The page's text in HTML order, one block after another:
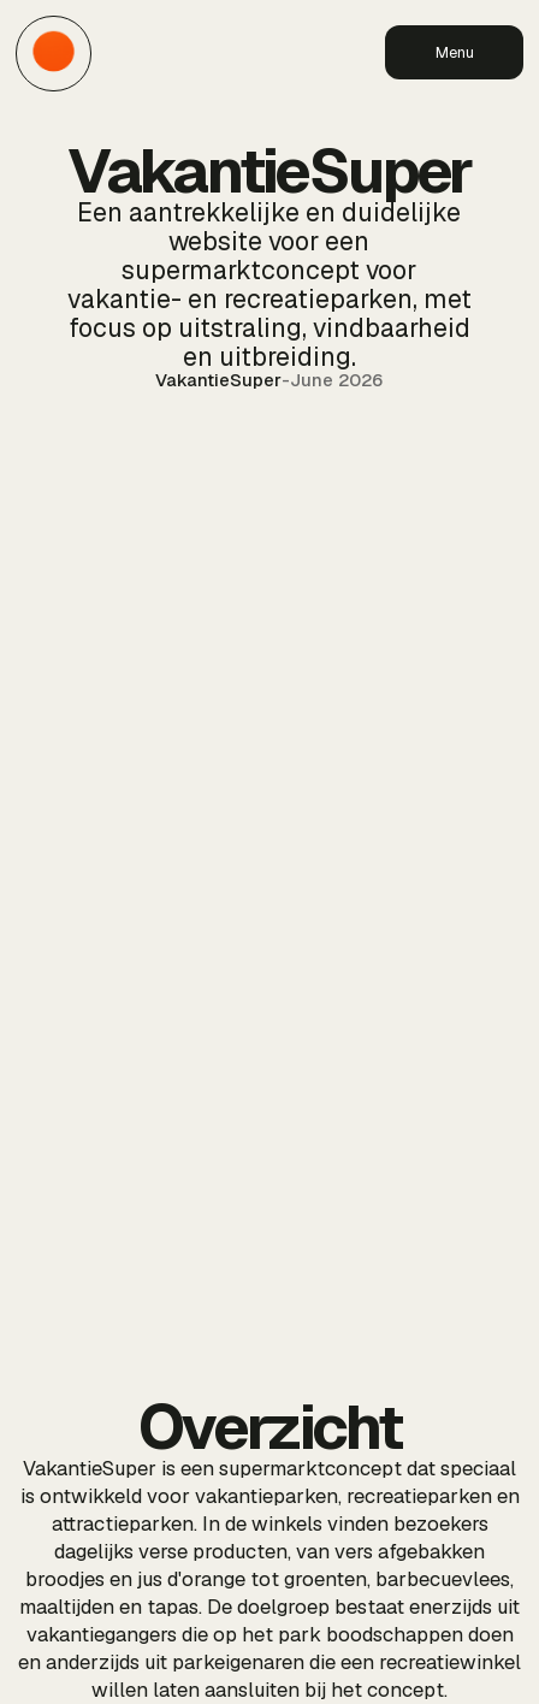
Menu
VakantieSuper
Een aantrekkelijke en duidelijke
website voor een
supermarktconcept voor
vakantie- en recreatieparken, met
focus op uitstraling, vindbaarheid
en uitbreiding.
VakantieSuper-June 2026
Overzicht
VakantieSuper is een supermarktconcept dat speciaal
is ontwikkeld voor vakantieparken, recreatieparken en
attractieparken. In de winkels vinden bezoekers
dagelijks verse producten, van vers afgebakken
broodjes en jus d'orange tot groenten, barbecuevlees,
maaltijden en tapas. De doelgroep bestaat enerzijds uit
vakantiegangers die op het park boodschappen doen
en anderzijds uit parkeigenaren die een recreatiewinkel
willen laten aansluiten bij het concept.